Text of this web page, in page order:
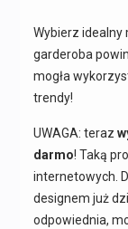
Wybierz idealny
garderoba
mogła
trendy!
UWAGA: teraz
darmo! Taką
internetowych.
designem już
odpowiednia,